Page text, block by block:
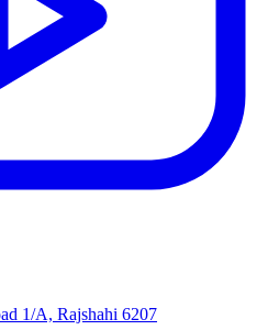
1/A, Rajshahi 6207